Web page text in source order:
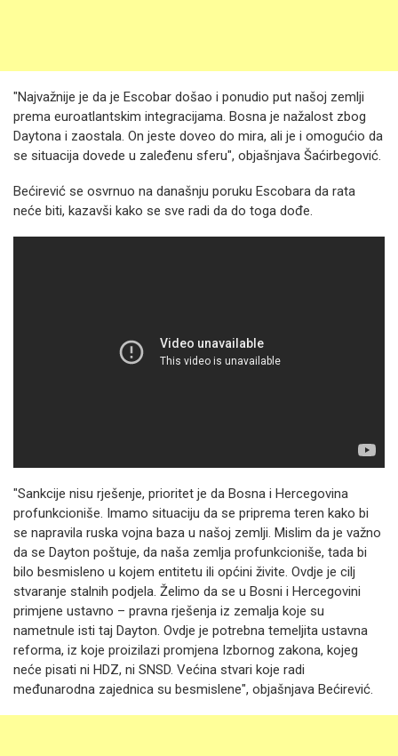
"Najvažnije je da je Escobar došao i ponudio put našoj zemlji
prema euroatlantskim integracijama. Bosna je nažalost zbog
Daytona i zaostala. On jeste doveo do mira, ali je i omogućio da
se situacija dovede u zaleđenu sferu", objašnjava Šaćirbegović.
Bećirević se osvrnuo na današnju poruku Escobara da rata
neće biti, kazavši kako se sve radi da do toga dođe.
"Sankcije nisu rješenje, prioritet je da Bosna i Hercegovina
profunkcioniše. Imamo situaciju da se priprema teren kako bi
se napravila ruska vojna baza u našoj zemlji. Mislim da je važno
da se Dayton poštuje, da naša zemlja profunkcioniše, tada bi
bilo besmisleno u kojem entitetu ili općini živite. Ovdje je cilj
stvaranje stalnih podjela. Želimo da se u Bosni i Hercegovini
primjene ustavno – pravna rješenja iz zemalja koje su
nametnule isti taj Dayton. Ovdje je potrebna temeljita ustavna
reforma, iz koje proizilazi promjena Izbornog zakona, kojeg
neće pisati ni HDZ, ni SNSD. Većina stvari koje radi
međunarodna zajednica su besmislene", objašnjava Bećirević.